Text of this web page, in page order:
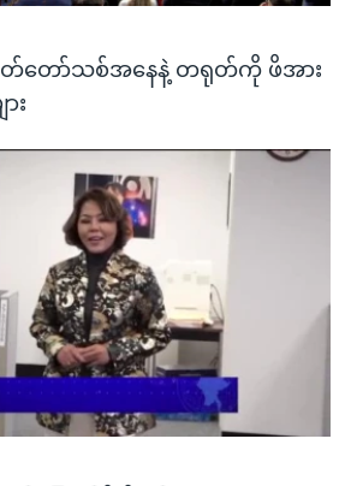
တ်တော်သစ်အနေနဲ့ တရုတ်ကို ဖိအား
း